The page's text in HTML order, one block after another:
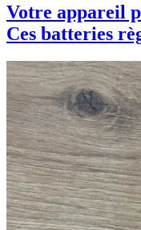
Votre appareil
Ces batteries